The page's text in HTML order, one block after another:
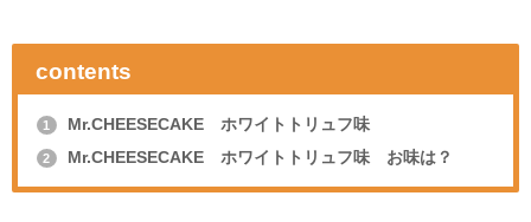
contents
1 Mr.CHEESECAKE ホワイトトリュフ味
2 Mr.CHEESECAKE ホワイトトリュフ味 お味は？